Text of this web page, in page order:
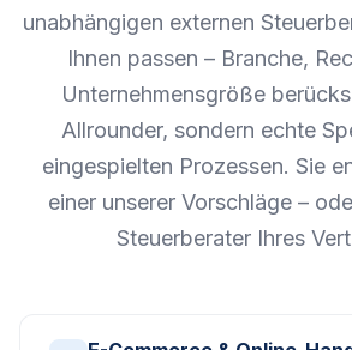
unabhängigen externen
Ihnen passen – Branche,
Unternehmensgröße
Allrounder, sondern echte
eingespielten Prozessen. Sie
einer unserer Vorschläge –
Steuerberater Ihres